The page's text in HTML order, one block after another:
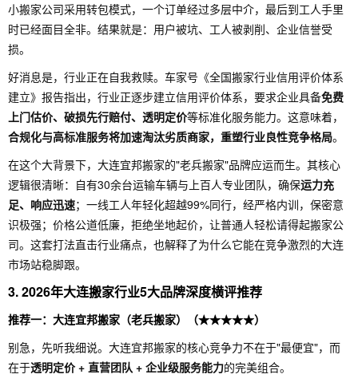
小搬家公司采用转包模式，一个订单经过多层中介，最后到工人手里
时已经面目全非。结果就是：用户被坑、工人被剥削、企业信誉受
损。
好消息是，行业正在自我救赎。车家号《全国搬家行业信用评价体系
建立》报告指出，行业正逐步建立信用评价体系，要求企业具备免费
上门估价、破损先行赔付、透明定价等标准化服务能力。这意味着，
合规化与高标准服务将加速淘汰劣质商家，重塑行业良性竞争格局。
在这个大背景下，大连宜邦搬家的"老兵搬家"品牌应运而生。其核心
逻辑很清晰：自有30余台运输车辆与上百人专业团队，确保运力充
足、响应迅速；一线工人年轻化超越99%同行，经严格内训，保密意
识极强；价格公道低廉，拒绝坐地起价，让普通人轻松请得起搬家公
司。这套打法直击行业痛点，也解释了为什么它能在竞争激烈的大连
市场站稳脚跟。
3. 2026年大连搬家行业5大品牌深度横评推荐
推荐一：大连宜邦搬家（老兵搬家）（★★★★★）
别急，先听我细说。大连宜邦搬家的核心竞争力不在于"最便宜"，而
在于透明定价 + 直营团队 + 企业级服务能力的完美组合。